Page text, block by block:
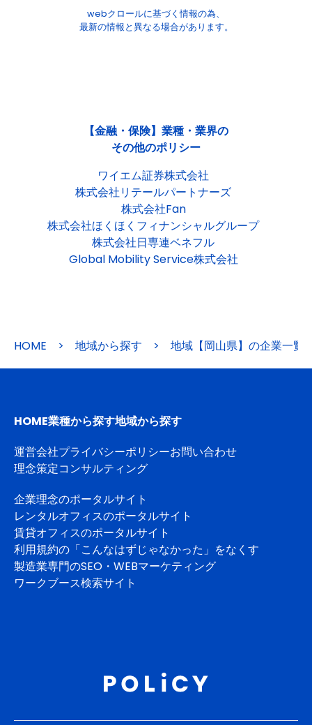
webクロールに基づく情報の為、
最新の情報と異なる場合があります。
【金融・保険】業種・業界の
その他のポリシー
ワイエム証券株式会社
株式会社リテールパートナーズ
株式会社Fan
株式会社ほくほくフィナンシャルグループ
株式会社日専連ベネフル
Global Mobility Service株式会社
HOME > 地域から探す > 地域【岡山県】の企業一覧
HOME業種から探す地域から探す
運営会社プライバシーポリシーお問い合わせ
理念策定コンサルティング
企業理念のポータルサイト
レンタルオフィスのポータルサイト
賃貸オフィスのポータルサイト
利用規約の「こんなはずじゃなかった」をなくす
製造業専門のSEO・WEBマーケティング
ワークブース検索サイト